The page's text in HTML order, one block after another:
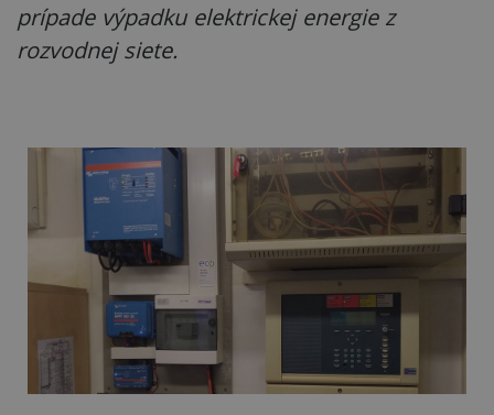
prípade výpadku elektrickej energie z
rozvodnej siete.